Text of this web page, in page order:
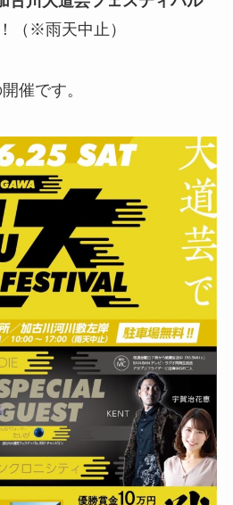
（※雨天中止）
催です。